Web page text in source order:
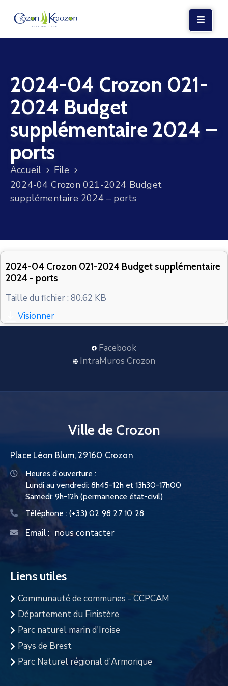
VIE
LOCALE
VIE
SOCIALE
TERRE
ET
MER
VOS
2024-04 Crozon 021-
2024 Budget
supplémentaire 2024 –
ports
Accueil
File
2024-04 Crozon 021-2024 Budget
supplémentaire 2024 – ports
2024-04 Crozon 021-2024 Budget supplémentaire
2024 - ports
Taille du fichier : 80.62 KB
Visionner
Facebook
IntraMuros Crozon
Ville de Crozon
Place Léon Blum, 29160 Crozon
Heures d'ouverture :
Lundi au vendredi: 8h45-12h et 13h30-17h00
Samedi: 9h-12h (permanence état-civil)
Téléphone : (+33) 02 98 27 10 28
Email : nous contacter
Liens utiles
Communauté de communes - CCPCAM
Département du Finistère
Parc naturel marin d'Iroise
Pays de Brest
Parc Naturel régional d'Armorique